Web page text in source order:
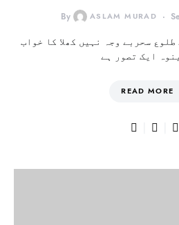
By ASLAM MURAD
سحربے وجہ نہیں کھلا کا خواب
READ MORE